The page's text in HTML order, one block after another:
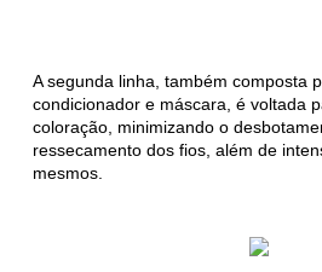
A segunda linha, também composta
condicionador e máscara, é voltada
coloração, minimizando o
ressecamento dos fios, além de
mesmos.